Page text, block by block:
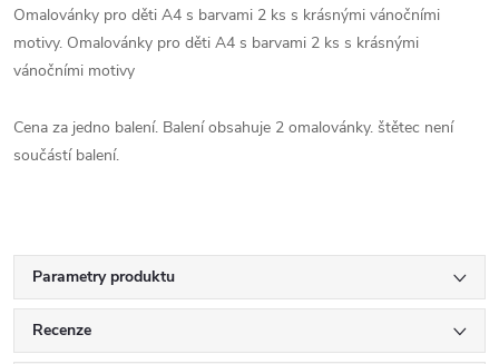
Omalovánky pro děti A4 s barvami 2 ks s krásnými vánočními
motivy. Omalovánky pro děti A4 s barvami 2 ks s krásnými
vánočními motivy
Cena za jedno balení. Balení obsahuje 2 omalovánky. štětec není
součástí balení.
Parametry produktu
Recenze